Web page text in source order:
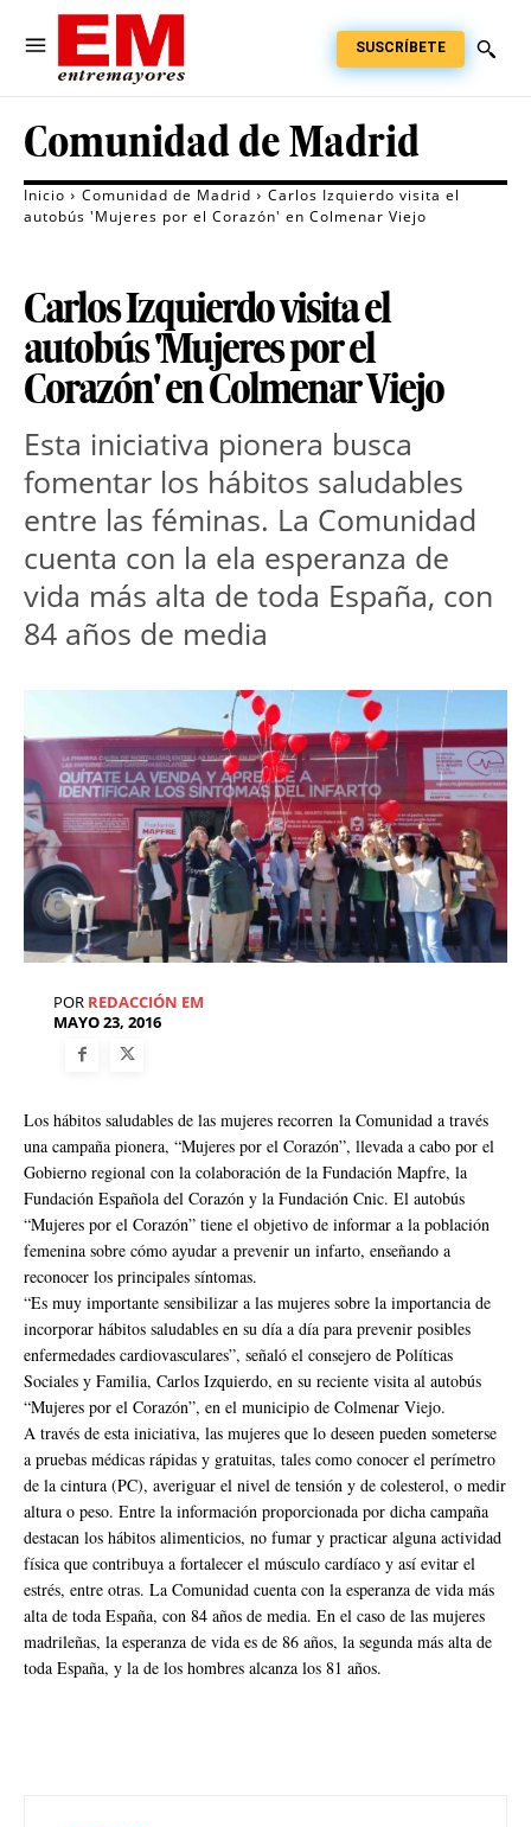
SUSCRÍBETE
Comunidad de Madrid
Inicio Comunidad de Madrid
Carlos Izquierdo visita el
autobús 'Mujeres por el Corazón' en Colmenar Viejo
Carlos Izquierdo visita el
autobús 'Mujeres por el
Corazón' en Colmenar Viejo
Esta iniciativa pionera busca
fomentar los hábitos saludables
entre las féminas. La Comunidad
cuenta con la ela esperanza de
vida más alta de toda España, con
84 años de media
POR REDACCIÓN EM
MAYO 23, 2016
Los hábitos saludables de las mujeres recorren la Comunidad a través
una campaña pionera, “Mujeres por el Corazón”, llevada a cabo por el
Gobierno regional con la colaboración de la Fundación Mapfre, la
Fundación Española del Corazón y la Fundación Cnic. El autobús
“Mujeres por el Corazón” tiene el objetivo de informar a la población
femenina sobre cómo ayudar a prevenir un infarto, enseñando a
reconocer los principales síntomas.
“Es muy importante sensibilizar a las mujeres sobre la importancia de
incorporar hábitos saludables en su día a día para prevenir posibles
enfermedades cardiovasculares”, señaló el consejero de Políticas
Sociales y Familia, Carlos Izquierdo, en su reciente visita al autobús
“Mujeres por el Corazón”, en el municipio de Colmenar Viejo.
A través de esta iniciativa, las mujeres que lo deseen pueden someterse
a pruebas médicas rápidas y gratuitas, tales como conocer el perímetro
de la cintura (PC), averiguar el nivel de tensión y de colesterol, o medir
altura o peso. Entre la información proporcionada por dicha campaña
destacan los hábitos alimenticios, no fumar y practicar alguna actividad
física que contribuya a fortalecer el músculo cardíaco y así evitar el
estrés, entre otras. La Comunidad cuenta con la esperanza de vida más
alta de toda España, con 84 años de media. En el caso de las mujeres
madrileñas, la esperanza de vida es de 86 años, la segunda más alta de
toda España, y la de los hombres alcanza los 81 años.